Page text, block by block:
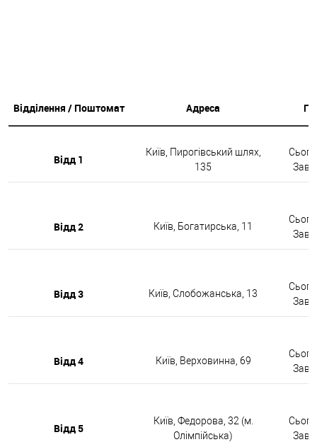
Відділення / Поштомат Адреса
Відд 1
Київ, Пирогівський шлях,
135
Відд 2 Київ, Богатирська, 11
Відд 3 Київ, Слобожанська, 13
Відд 4 Київ, Верховинна, 69
Відд 5
Київ, Федорова, 32 (м.
Олімпійська)